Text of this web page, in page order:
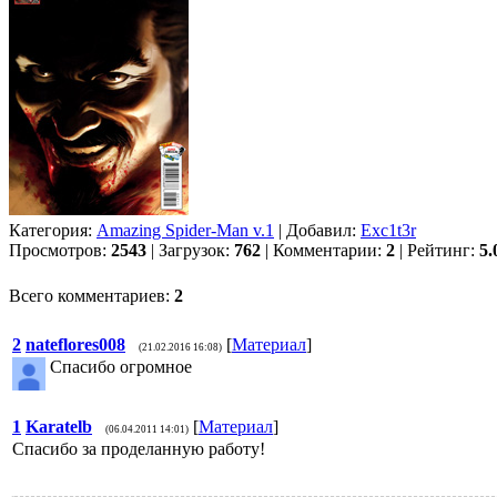
Категория: Amazing Spider-Man v.1 | Добавил: Exc1t3r
Просмотров: 2543 | Загрузок: 762 | Комментарии: 2 | Рейтинг:
Всего комментариев: 2
2 nateflores008 (21.02.2016 16:08) [Материал]
Спасибо огромное
1 Karatelb (06.04.2011 14:01) [Материал]
Спасибо за проделанную работу!